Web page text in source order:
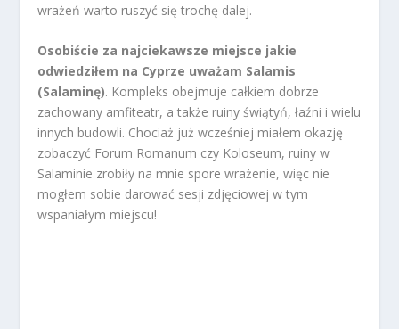
wrażeń warto ruszyć się trochę dalej.
Osobiście za najciekawsze miejsce jakie
odwiedziłem na Cyprze uważam Salamis
(Salaminę). Kompleks obejmuje całkiem dobrze
zachowany amfiteatr, a także ruiny świątyń, łaźni i wielu
innych budowli. Chociaż już wcześniej miałem okazję
zobaczyć Forum Romanum czy Koloseum, ruiny w
Salaminie zrobiły na mnie spore wrażenie, więc nie
mogłem sobie darować sesji zdjęciowej w tym
wspaniałym miejscu!